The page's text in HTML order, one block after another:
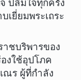
ปลื้มใจทุกครั้ง
เยี่ยมพระเถระ
าชบริพารของ
งใช้อุปโภค
ณร ผู้ที่กำลัง